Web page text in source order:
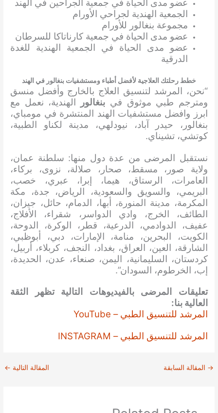
عضو مدى الحياة في جمعية الجراحين في الهند
الجمعية الهندية لجراحي الأورام
مجموعة بنغالور للأورام
عضو مدى الحياة في جمعية كارناتاكا للسرطان
عضو مدى الحياة في الجمعية الهندية للغدة
الدرقية
خطط رحلتك العلاجية لأفضل أطباء ومستشفيات بنغالور في الهند
“نحن، المرشد لتنسيق العلاج بالخارج وأفضل منسق
ومترجم طبي موثوق في بنغالور الهندية، نعمل مع
ابرز وافضل مستشفيات الهند المنتشرة في مومباي،
بنغالور، حيدر آباد، نيودلهي، مدينة لكناو الطبية،
كوتشي، تشيناي.
نستقبل المرضى من عدة دول منها: سلطنة عمان،
ولاية صور، مسقط، صحار، صلالة، نزوى، بركاء،
العامرات، الرستاق، هيما، إبرا، عبري، خصب،
البريمي، والسويق والسعودية، الرياض، جدة، مكة
المكرمة، مدينة المنورة، أبها، الدمام، حائل، جيزان،
الطائف، الخرج، وادي الدواسر، شقراء، الأفلاج،
عفيف، الدوادمي، الدرعية، قطر، الوكرة، الدوحة،
الكويت، البحرين، منامة، الإمارات، دبي، أبوظبي،
الشارقة، العين، العراق، بغداد، النجف، كربلاء، أربيل،
كردستان، السليمانية، اليمن، صنعاء، عدن، الحديدة،
إب، الخرطوم، السودان”.
تعليقات المرضى بالفيديوهات التالية تظهر الثقة
العالية بنا:
المرشد للتنسيق الطبي – YouTube
المرشد للتنسيق الطبي – INSTAGRAM
→ المقالة السابقة المقالة التالية ←